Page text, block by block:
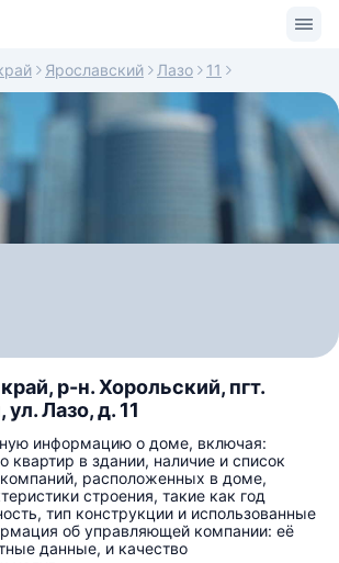
Ярославский Лазо 11
р-н. Хорольский, пгт.
Лазо, д. 11
информацию о доме, включая:
квартир в здании, наличие и список
расположенных в доме,
строения, такие как год
тип конструкции и использованные
об управляющей компании: её
данные, и качество